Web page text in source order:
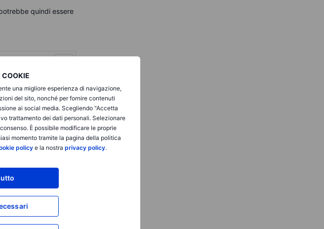
COOKIE
una migliore esperienza di navigazione,
del sito, nonché per fornire contenuti
ai social media. Scegliendo "Accetta
trattamento dei dati personali. Selezionare
È possibile modificare le proprie
momento tramite la pagina della politica
policye la nostra privacy policy.
quindi essere